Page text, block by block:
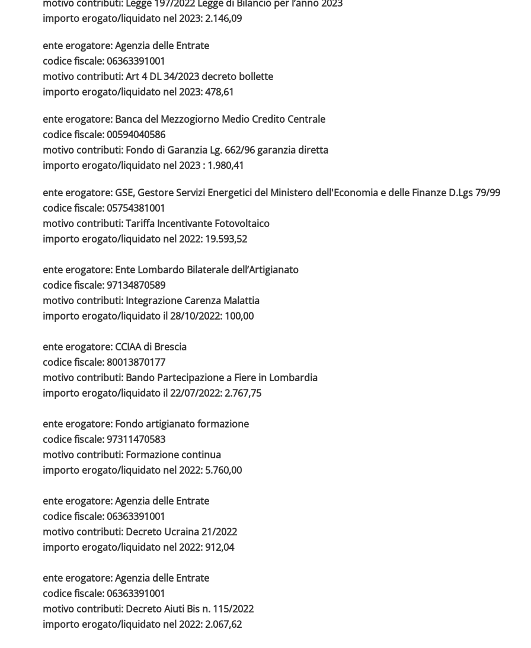
motivo contributi: Legge 197/2022 Legge di Bilancio per l’anno 2023
importo erogato/liquidato nel 2023: 2.146,09
ente erogatore: Agenzia delle Entrate
codice fiscale: 06363391001
motivo contributi: Art 4 DL 34/2023 decreto bollette
importo erogato/liquidato nel 2023: 478,61
ente erogatore: Banca del Mezzogiorno Medio Credito Centrale
codice fiscale: 00594040586
motivo contributi: Fondo di Garanzia Lg. 662/96 garanzia diretta
importo erogato/liquidato nel 2023 : 1.980,41
ente erogatore: GSE, Gestore Servizi Energetici del Ministero dell'Economia e delle Finanze D.Lgs 79/99
codice fiscale: 05754381001
motivo contributi: Tariffa Incentivante Fotovoltaico
importo erogato/liquidato nel 2022: 19.593,52
ente erogatore: Ente Lombardo Bilaterale dell’Artigianato
codice fiscale: 97134870589
motivo contributi: Integrazione Carenza Malattia
importo erogato/liquidato il 28/10/2022: 100,00
ente erogatore: CCIAA di Brescia
codice fiscale: 80013870177
motivo contributi: Bando Partecipazione a Fiere in Lombardia
importo erogato/liquidato il 22/07/2022: 2.767,75
ente erogatore: Fondo artigianato formazione
codice fiscale: 97311470583
motivo contributi: Formazione continua
importo erogato/liquidato nel 2022: 5.760,00
ente erogatore: Agenzia delle Entrate
codice fiscale: 06363391001
motivo contributi: Decreto Ucraina 21/2022
importo erogato/liquidato nel 2022: 912,04
ente erogatore: Agenzia delle Entrate
codice fiscale: 06363391001
motivo contributi: Decreto Aiuti Bis n. 115/2022
importo erogato/liquidato nel 2022: 2.067,62